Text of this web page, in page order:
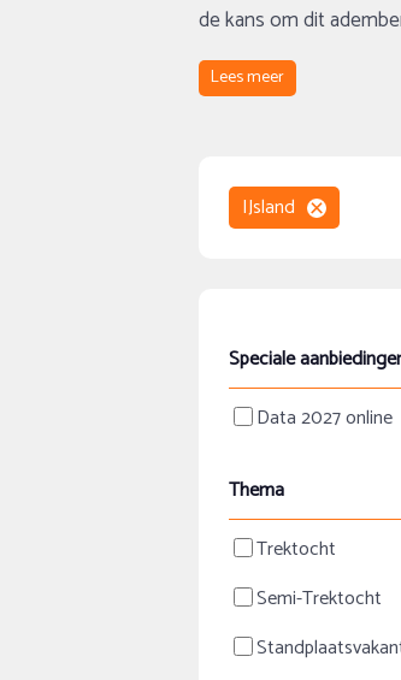
de kans om dit
Lees meer
IJsland
Thema
Trektocht
Semi-Trektocht
Speciale
Data 2027 online